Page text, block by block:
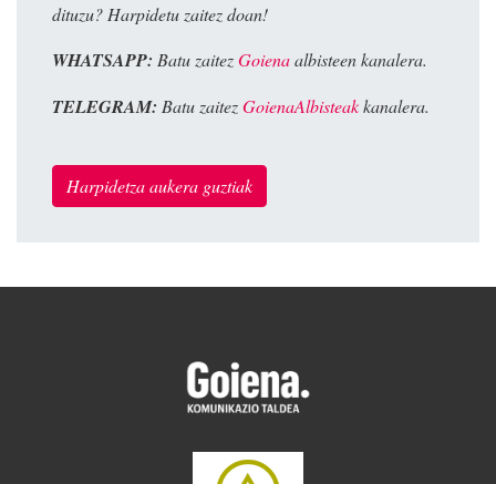
dituzu? Harpidetu zaitez doan!
WHATSAPP: Batu zaitezGoienaalbisteen kanalera.
TELEGRAM: Batu zaitezGoienaAlbisteakkanalera.
Harpidetza aukera guztiak